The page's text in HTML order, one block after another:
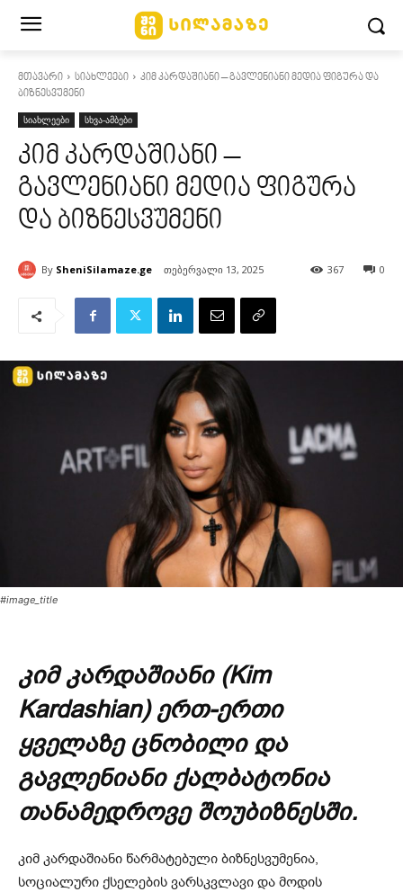
მთავარი სიახლეები
კიმ კარდაშიანი – გავლენიანი მედია ფიგურა და
ბიზნესვუმენი
სიახლეები სხვა-ამბები
კიმ კარდაშიანი –
გავლენიანი მედია ფიგურა
და ბიზნესვუმენი
By SheniSilamaze.ge თებერვალი 13, 2025 0
367
#image_title
კიმ კარდაშიანი (Kim
Kardashian) ერთ-ერთი
ყველაზე ცნობილი და
გავლენიანი ქალბატონია
თანამედროვე შოუბიზნესში.
კიმ კარდაშიანი წარმატებული ბიზნესვუმენია,
სოციალური ქსელების ვარსკვლავი და მოდის